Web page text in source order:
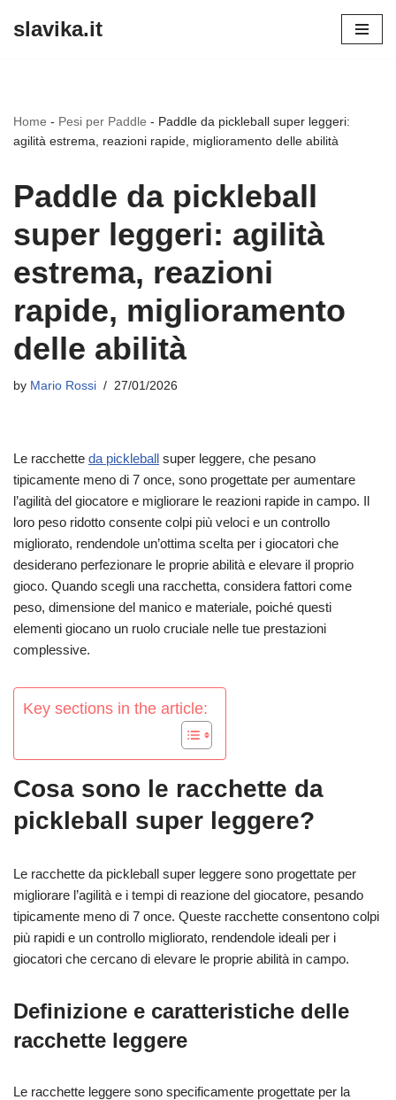
slavika.it
Home - Pesi per Paddle - Paddle da pickleball super leggeri:
agilità estrema, reazioni rapide, miglioramento delle abilità
Paddle da pickleball
super leggeri: agilità
estrema, reazioni
rapide, miglioramento
delle abilità
by Mario Rossi 27/01/2026
Le racchette da pickleball super leggere, che pesano
tipicamente meno di 7 once, sono progettate per aumentare
l’agilità del giocatore e migliorare le reazioni rapide in campo. Il
loro peso ridotto consente colpi più veloci e un controllo
migliorato, rendendole un’ottima scelta per i giocatori che
desiderano perfezionare le proprie abilità e elevare il proprio
gioco. Quando scegli una racchetta, considera fattori come
peso, dimensione del manico e materiale, poiché questi
elementi giocano un ruolo cruciale nelle tue prestazioni
complessive.
Key sections in the article:
Cosa sono le racchette da
pickleball super leggere?
Le racchette da pickleball super leggere sono progettate per
migliorare l’agilità e i tempi di reazione del giocatore, pesando
tipicamente meno di 7 once. Queste racchette consentono colpi
più rapidi e un controllo migliorato, rendendole ideali per i
giocatori che cercano di elevare le proprie abilità in campo.
Definizione e caratteristiche delle
racchette leggere
Le racchette leggere sono specificamente progettate per la